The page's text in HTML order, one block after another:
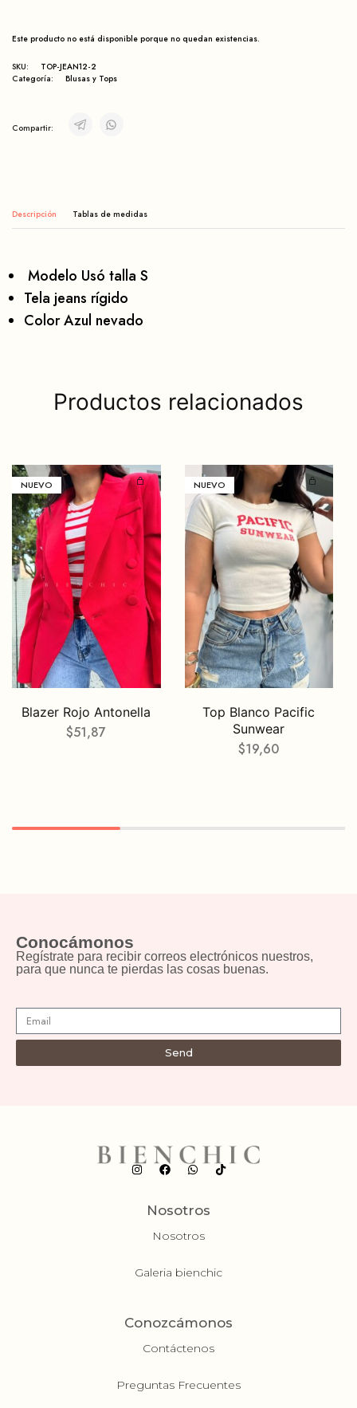
Este producto no está disponible porque no quedan existencias.
SKU:
TOP-JEAN12-2
Categoría:
Blusas y Tops
Compartir:
Descripción
Modelo Usó talla S
Tela jeans rígido
Color Azul nevado
Productos relacionados
NUEVO
Blazer Rojo Antonella
$51,87
NUEVO
Top Blanco Pacific
Sunwear
$19,60
Conocámonos
Regístrate para recibir correos electrónicos nuestros,
para que nunca te pierdas las cosas buenas.
Send
Nosotros
Nosotros
Galeria bienchic
Conozcámonos
Contáctenos
Preguntas Frecuentes